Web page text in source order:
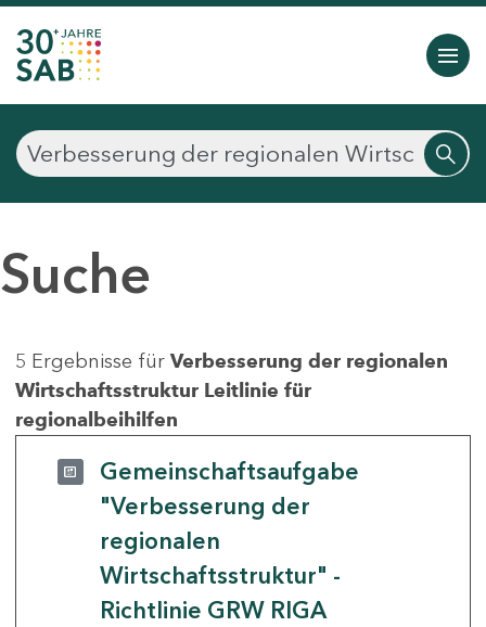
Suche
5 Ergebnisse für Verbesserung der regionalen
Wirtschaftsstruktur Leitlinie für
regionalbeihilfen
Gemeinschaftsaufgabe
"Verbesserung der
regionalen
Wirtschaftsstruktur" -
Richtlinie GRW RIGA